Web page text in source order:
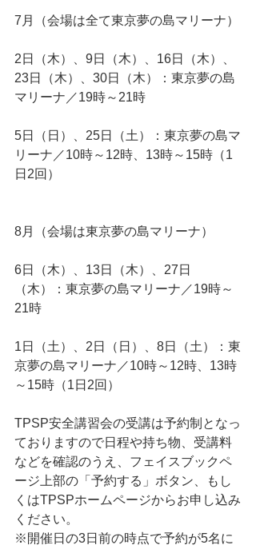
7月（会場は全て東京夢の島マリーナ）
2日（木）、9日（木）、16日（木）、
23日（木）、30日（木）：東京夢の島
マリーナ／19時～21時
5日（日）、25日（土）：東京夢の島マ
リーナ／10時～12時、13時～15時（1
日2回）
8月（会場は東京夢の島マリーナ）
6日（木）、13日（木）、27日
（木）：東京夢の島マリーナ／19時～
21時
1日（土）、2日（日）、8日（土）：東
京夢の島マリーナ／10時～12時、13時
～15時（1日2回）
TPSP安全講習会の受講は予約制となっ
ておりますので日程や持ち物、受講料
などを確認のうえ、フェイスブックペ
ージ上部の「予約する」ボタン、もし
くはTPSPホームページからお申し込み
ください。
※開催日の3日前の時点で予約が5名に